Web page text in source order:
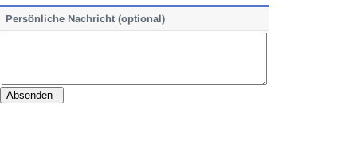
Persönliche Nachricht (optional)